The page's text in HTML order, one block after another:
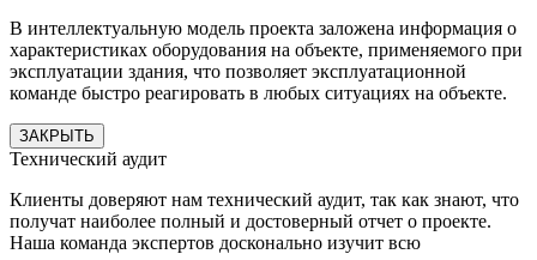
В интеллектуальную модель проекта заложена информация о
характеристиках оборудования на объекте, применяемого при
эксплуатации здания, что позволяет эксплуатационной
команде быстро реагировать в любых ситуациях на объекте.
ЗАКРЫТЬ
Технический аудит
Клиенты доверяют нам технический аудит, так как знают, что
получат наиболее полный и достоверный отчет о проекте.
Наша команда экспертов досконально изучит всю